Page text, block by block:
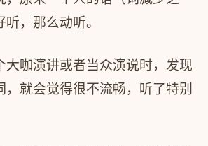
，那么动听。
大咖演讲或者当众演说时，发现
就会觉得很不流畅，听了特别